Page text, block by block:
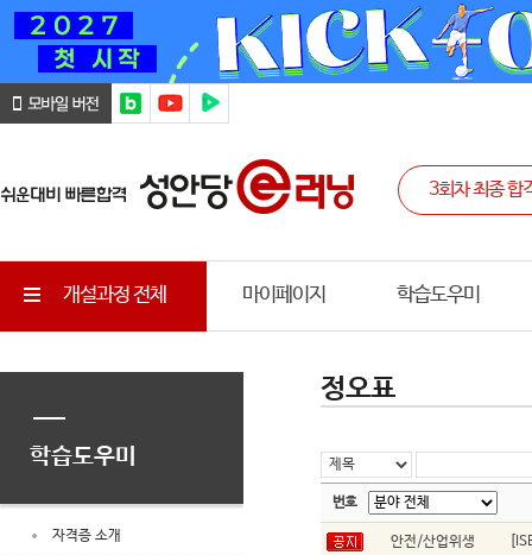
개설과정 전체 마이페이지 학습도우미
학습도우미
자격증 소개
정오표
번호
안전/산업위생